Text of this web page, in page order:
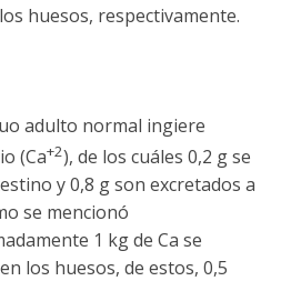
huesos, respectivamente.
adulto normal ingiere
(Ca+2), de los cuáles 0,2 g se
y 0,8 g son excretados a
se mencionó
1 kg de Ca se
los huesos, de estos, 0,5